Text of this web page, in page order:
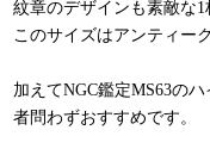
紋章のデザインも素敵な1
このサイズはアンティー
加えてNGC鑑定MS63の
者問わずおすすめです。